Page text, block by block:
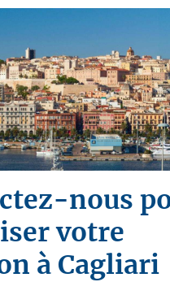
nous
votre
à Cagliari